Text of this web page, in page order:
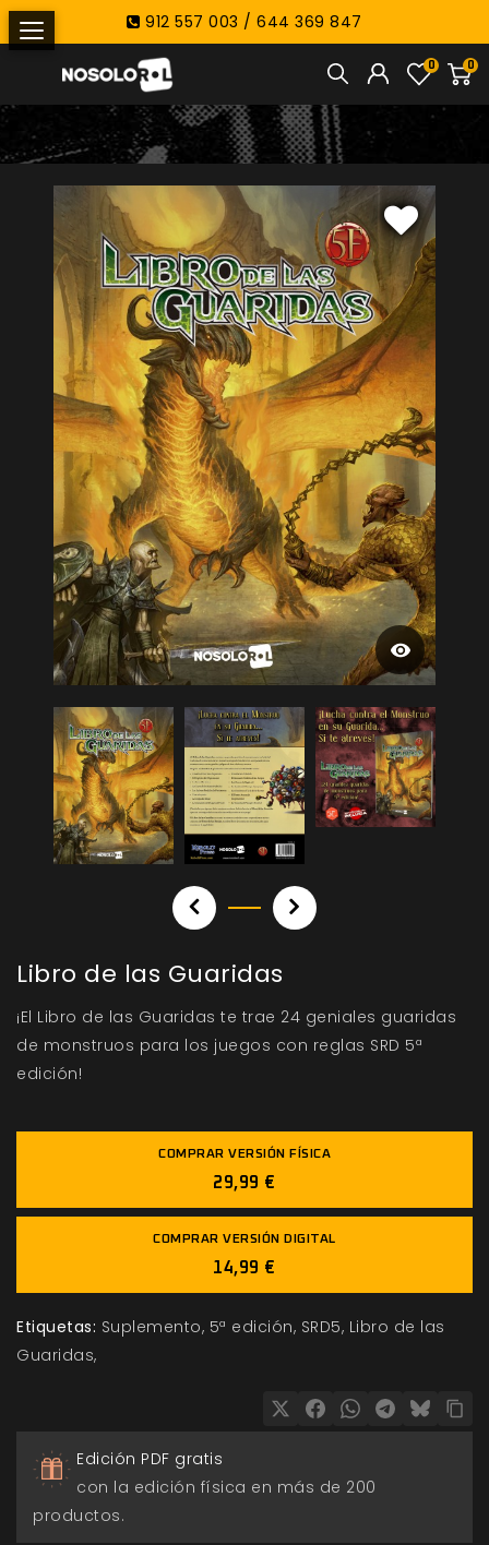
912 557 003 / 644 369 847
0
0
Libro de las Guaridas
¡El Libro de las Guaridas te trae 24 geniales guaridas
de monstruos para los juegos con reglas SRD 5ª
edición!
COMPRAR VERSIÓN FÍSICA
29,99 €
COMPRAR VERSIÓN DIGITAL
14,99 €
Etiquetas: Suplemento 5ª edición SRD5 Libro de las
Guaridas
Edición PDF gratis
con la edición física en más de 200
productos.